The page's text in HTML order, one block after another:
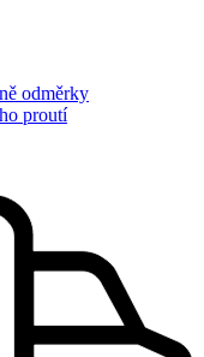
odměrky
proutí